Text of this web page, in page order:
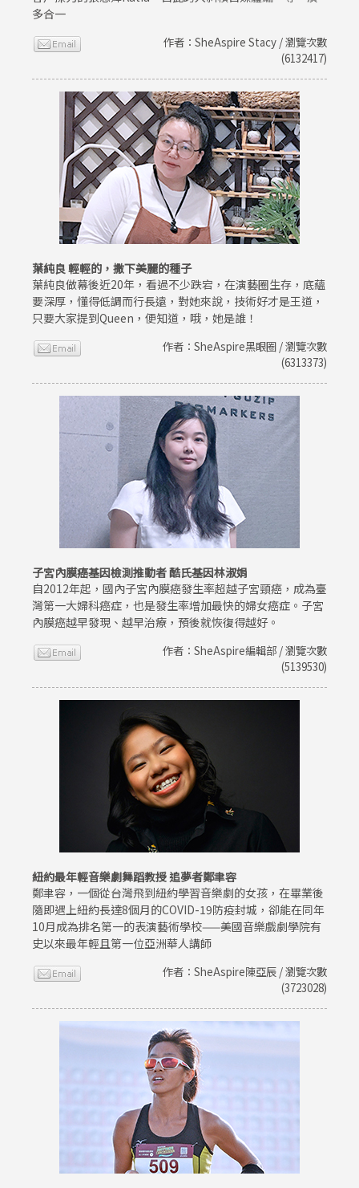
多合一
作者：SheAspire Stacy / 瀏覽次數
(6132417)
葉純良 輕輕的，撒下美麗的種子
葉純良做幕後近20年，看過不少跌宕，在演藝圈生存，底蘊
要深厚，懂得低調而行長遠，對她來說，技術好才是王道，
只要大家提到Queen，便知道，哦，她是誰！
作者：SheAspire黑眼圈 / 瀏覽次數
(6313373)
子宮內膜癌基因檢測推動者 酷氏基因林淑娟
自2012年起，國內子宮內膜癌發生率超越子宮頸癌，成為臺
灣第一大婦科癌症，也是發生率增加最快的婦女癌症。子宮
內膜癌越早發現、越早治療，預後就恢復得越好。
作者：SheAspire編輯部 / 瀏覽次數
(5139530)
紐約最年輕音樂劇舞蹈教授 追夢者鄭聿容
鄭聿容，一個從台灣飛到紐約學習音樂劇的女孩，在畢業後
隨即遇上紐約長達8個月的COVID-19防疫封城，卻能在同年
10月成為排名第一的表演藝術學校——美國音樂戲劇學院有
史以來最年輕且第一位亞洲華人講師
作者：SheAspire陳亞辰 / 瀏覽次數
(3723028)